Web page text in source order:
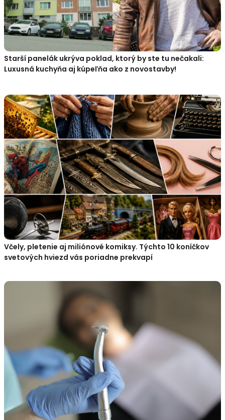
Starší panelák ukrýva poklad, ktorý by ste tu nečakali:
Luxusná kuchyňa aj kúpeľňa ako z novostavby!
Včely, pletenie aj miliónové komiksy. Týchto 10 koníčkov
svetových hviezd vás poriadne prekvapí